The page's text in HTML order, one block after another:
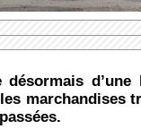
marchandises